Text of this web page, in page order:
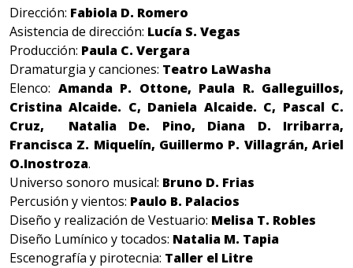
Dirección: Fabiola D. Romero
Asistencia de dirección: Lucía S. Vegas
Producción: Paula C. Vergara
Dramaturgia y canciones: Teatro LaWasha
Elenco: Amanda P. Ottone, Paula R. Galleguillos,
Cristina Alcaide. C, Daniela Alcaide. C, Pascal C.
Cruz, Natalia De. Pino, Diana D. Irribarra,
Francisca Z. Miquelín, Guillermo P. Villagrán, Ariel
O.Inostroza.
Universo sonoro musical: Bruno D. Frias
Percusión y vientos: Paulo B. Palacios
Diseño y realización de Vestuario: Melisa T. Robles
Diseño Lumínico y tocados: Natalia M. Tapia
Escenografía y pirotecnia: Taller el Litre